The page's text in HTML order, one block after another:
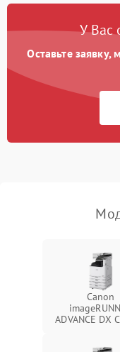
У Вас
Оставьте
Canon
ADVANCE DX